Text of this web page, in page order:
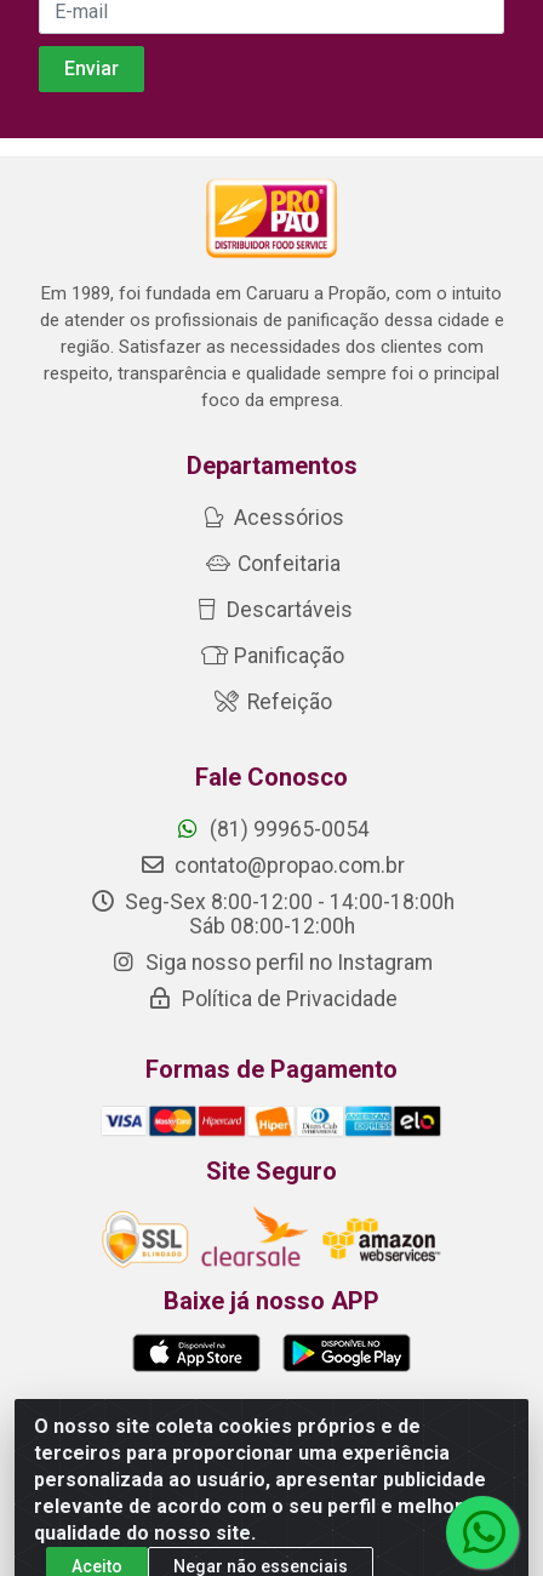
O nosso site coleta cookies próprios e de
terceiros para proporcionar uma experiência
personalizada ao usuário, apresentar publicidade
relevante de acordo com o seu perfil e melhorar a
qualidade do nosso site.
Aceito Negar não essenciais
Em 1989, foi fundada em Caruaru a Propão, com o intuito
de atender os profissionais de panificação dessa cidade e
região. Satisfazer as necessidades dos clientes com
respeito, transparência e qualidade sempre foi o principal
foco da empresa.
Departamentos
Acessórios
Confeitaria
Descartáveis
Panificação
Refeição
Fale Conosco
(81) 99965-0054
contato@propao.com.br
Seg-Sex 8:00-12:00 - 14:00-18:00h
Sáb 08:00-12:00h
Siga nosso perfil no Instagram
Política de Privacidade
Formas de Pagamento
Site Seguro
Baixe já nosso APP
Propão - Rua Armando da Fonte, 91 - Maurício de
Nassau - Caruaru/PE - CEP 55012-025 - CNPJ
24.407.389/0001-52